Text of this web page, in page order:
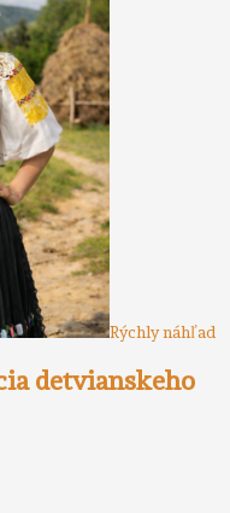
Rýchly náhľad
detvianskeho